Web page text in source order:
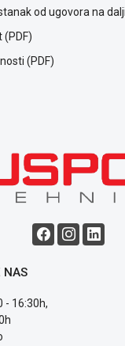
od ugovora na
(PDF)
(PDF)
NAS
- 16:30h,